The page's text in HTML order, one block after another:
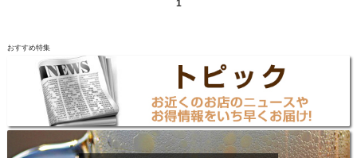
1
おすすめ特集